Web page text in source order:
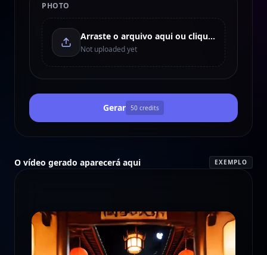
PHOTO
Arraste o arquivo aqui ou clique para enviar
Not uploaded yet
Gerar 50 credits
O vídeo gerado aparecerá aqui EXEMPLO